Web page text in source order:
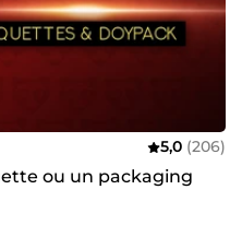
5,0 (206)
ou un packaging